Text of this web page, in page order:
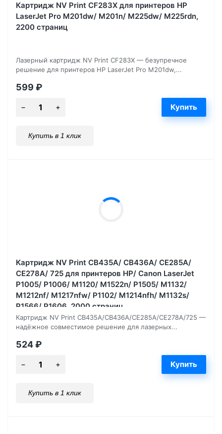
Картридж NV Print CF283X для принтеров HP
LaserJet Pro M201dw/ M201n/ M225dw/ M225rdn,
2200 страниц
Лазерный картридж NV Print CF283X — безупречное
решение для принтеров HP LaserJet Pro M201dw,...
599 ₽
Купить в 1 клик
Картридж NV Print CB435A/ CB436A/ CE285A/
CE278A/ 725 для принтеров HP/ Canon LaserJet
P1005/ P1006/ M1120/ M1522n/ P1505/ M1132/
M1212nf/ M1217nfw/ P1102/ M1214nfh/ M1132s/
P1566/ P1606, 2000 страниц
Картридж NV Print CB435A/CB436A/CE285A/CE278A/725 —
надёжное совместимое решение для лазерных...
524₽
Купить в 1 клик